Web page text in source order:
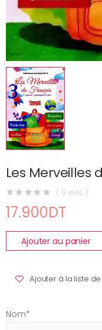
Les Merveilles
( 0 avis )
17.900DT
Ajouter au panier
Ajouter à la liste
Nom*